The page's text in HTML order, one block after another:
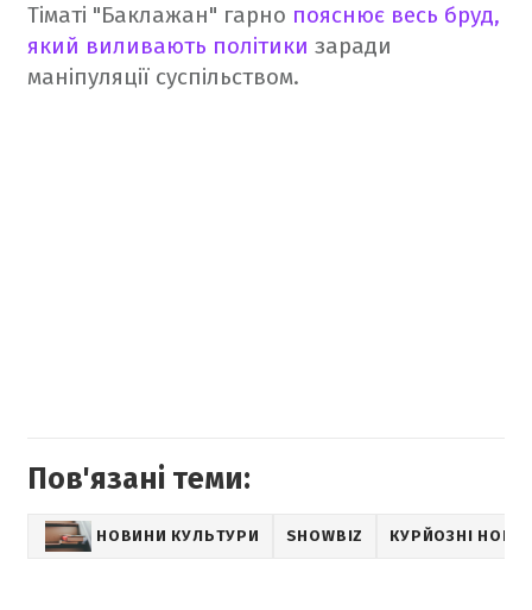
Тіматі "Баклажан" гарно пояснює весь бруд,
який виливають політики заради
маніпуляції суспільством.
Пов'язані теми:
НОВИНИ КУЛЬТУРИ SHOWBIZ КУРЙОЗНІ